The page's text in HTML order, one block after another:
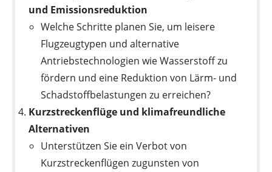
und Emissionsreduktion
Welche Schritte planen Sie, um leisere
Flugzeugtypen und alternative
Antriebstechnologien wie Wasserstoff zu
fördern und eine Reduktion von Lärm- und
Schadstoffbelastungen zu erreichen?
Kurzstreckenflüge und klimafreundliche
Alternativen
Unterstützen Sie ein Verbot von
Kurzstreckenflügen zugunsten von